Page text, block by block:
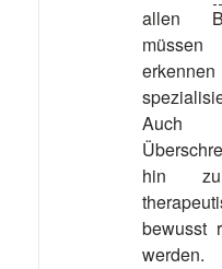
allen
müssen
Auch
hin zu
bewusst
werden.